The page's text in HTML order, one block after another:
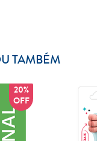
TAMBÉM
20%